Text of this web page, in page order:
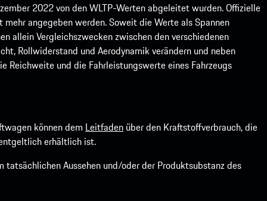
2022 von den WLTP-Werten abgeleitet wurden. Offizielle
angegeben werden. Soweit die Werte als Spannen
allein Vergleichszwecken zwischen den verschiedenen
Rollwiderstand und Aerodynamik verändern und neben
Reichweite und die Fahrleistungswerte eines Fahrzeugs
können dem Leitfaden über den Kraftstoffverbrauch, die
erhältlich ist.
Aussehen und/oder der Produktsubstanz des